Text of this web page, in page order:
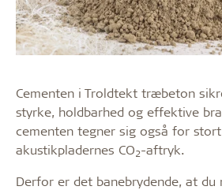
Cementen i Troldtekt træbeton
styrke, holdbarhed og effektive
cementen tegner sig også for
akustikpladernes CO2-aftryk.
Derfor er det banebrydende, at